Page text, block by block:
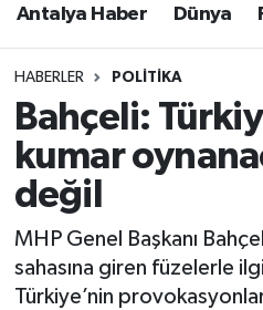
Antalya Haber Dünya
HABERLER POLITIKA
Bahçeli:
kumar
değil
MHP Genel Başkanı
sahasına giren füzelerle
Türkiye’nin
Genel
Güncel
Güvenlik
Tüm Manşetler
Son Dakika Haberleri
Haber Arşivi